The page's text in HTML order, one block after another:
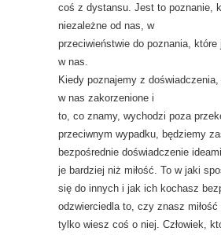
coś z dystansu. Jest to poznanie,
niezależne od nas, w
przeciwieństwie do poznania, które
w nas.
Kiedy poznajemy z doświadczenia,
w nas zakorzenione i
to, co znamy, wychodzi poza
przeciwnym wypadku, będziemy
bezpośrednie doświadczenie
je bardziej niż miłość. To w jaki
się do innych i jak ich kochasz
odzwierciedla to, czy znasz
tylko wiesz coś o niej. Człowiek,